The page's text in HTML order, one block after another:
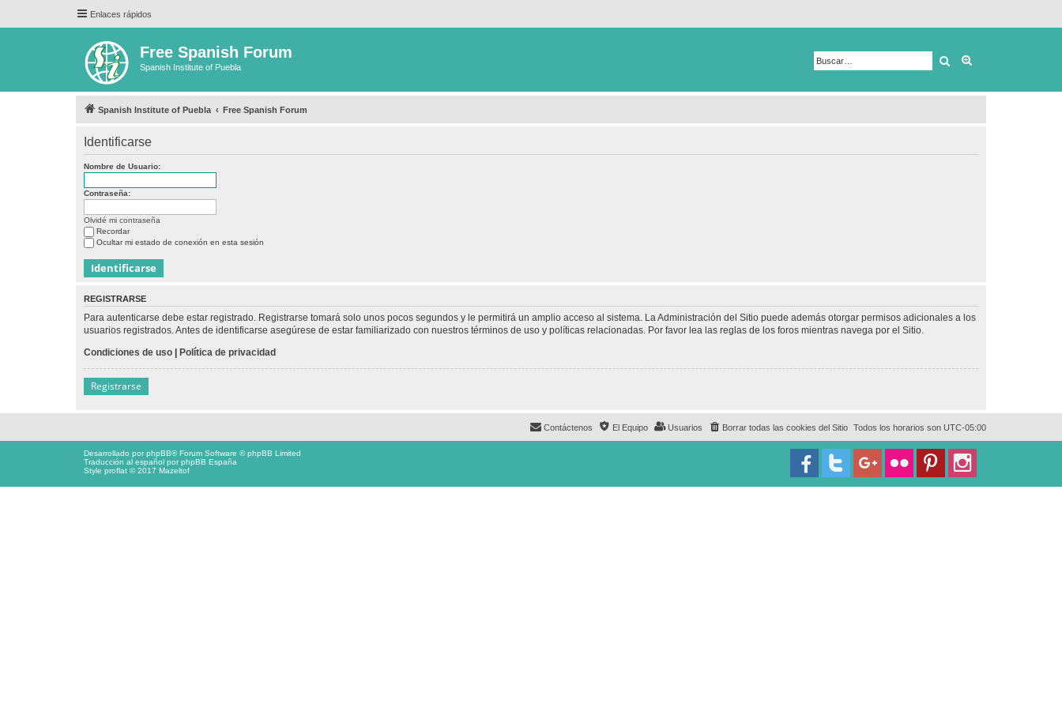
Enlaces rápidos
Free Spanish Forum
Spanish Institute of Puebla Buscar
Spanish Institute of Puebla Free Spanish Forum
Identificarse
Nombre de Usuario:
Contraseña:
Olvidé mi contraseña
Recordar
Ocultar mi estado de conexión en esta sesión
REGISTRARSE
Para autenticarse debe estar registrado. Registrarse tomará solo unos pocos segundos y le permitirá un amplio acceso al sistema. La Administración del Sitio puede además otorgar permisos adicionales a los
usuarios registrados. Antes de identificarse asegúrese de estar familiarizado con nuestros términos de uso y políticas relacionadas. Por favor lea las reglas de los foros mientras navega por el Sitio.
Condiciones de uso | Política de privacidad
Registrarse
Todos los horarios son UTC-05:00
Borrar todas las cookies del Sitio
Usuarios
El Equipo
Contáctenos
Desarrollado porphpBB® Forum Software © phpBB Limited
Traducción al español porphpBB España
Style proflat © 2017 Mazeltof